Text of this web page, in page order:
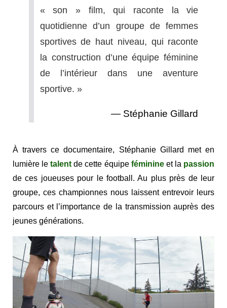
«son » film, qui raconte la vie
quotidienne d’un groupe de femmes
sportives de haut niveau, qui raconte
la construction d’une équipe féminine
de l’intérieur dans une aventure
sportive. »
Stéphanie Gillard
À travers ce documentaire, Stéphanie Gillard met en
lumière letalentde cette équipe féminine et la passion
de ces joueuses pour le football. Au plus près de leur
groupe, ces championnes nous laissent entrevoir leurs
parcours et l’importance de la transmission auprès des
jeunes générations.